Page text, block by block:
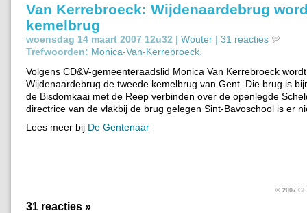
Van Kerrebroeck: Wijdenaardebrug
kemelbrug
woensdag 14 maart 2007 12u32 | Wouter | 31 reacties
Trefwoorden: Monica-Van-Kerrebroeck
Volgens CD&V-gemeenteraadslid Monica Van Kerrebroeck
Wijdenaardebrug de tweede kemelbrug van Gent. Die brug is
de Bisdomkaai met de Reep verbinden over de openlegde
directrice van de vlakbij de brug gelegen Sint-Bavoschool is er
Lees meer bij De Gentenaar
© 2007
31 reacties »